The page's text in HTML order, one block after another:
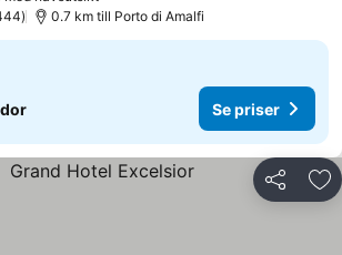
0.7 km till Porto di Amalfi
Se priser
Dela